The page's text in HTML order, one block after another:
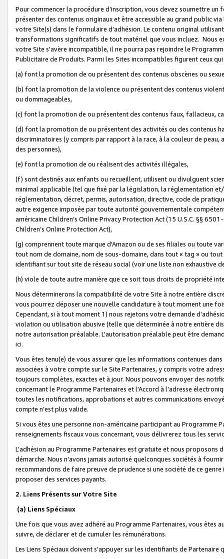
Pour commencer la procédure d’inscription, vous devez soumettre
présenter des contenus originaux et être accessible au grand public
votre Site(s) dans le formulaire d’adhésion. Le contenu original
transformations significatifs de tout matériel que vous incluez. Nous
votre Site s'avère incompatible, il ne pourra pas rejoindre le
Publicitaire de Produits. Parmi les Sites incompatibles figurent ceux
(a) font la promotion de ou présentent des contenus obscènes ou
(b) font la promotion de la violence ou présentent des contenus
ou dommageables,
(c) font la promotion de ou présentent des contenus faux, fallacieux,
(d) font la promotion de ou présentent des activités ou des contenus
discriminatoires (y compris par rapport à la race, à la couleur de
des personnes),
(e) font la promotion de ou réalisent des activités illégales,
(f) sont destinés aux enfants ou recueillent, utilisent ou divulguent
minimal applicable (tel que fixé par la législation, la réglementation
réglementation, décret, permis, autorisation, directive, code de
autre exigence imposée par toute autorité gouvernementale
américaine Children’s Online Privacy Protection Act (15 U.S.C. §§
Children’s Online Protection Act),
(g) comprennent toute marque d'Amazon ou de ses filiales ou toute
tout nom de domaine, nom de sous-domaine, dans tout « tag » ou
identifiant sur tout site de réseau social (voir une liste non exhaustive
(h) viole de toute autre manière que ce soit tous droits de propriété
Nous déterminerons la compatibilité de votre Site à notre entière
vous pourrez déposer une nouvelle candidature à tout moment une
Cependant, si à tout moment 1) nous rejetons votre demande
violation ou utilisation abusive (telle que déterminée à notre entière
notre autorisation préalable. L'autorisation préalable peut être
ici.
Vous êtes tenu(e) de vous assurer que les informations contenues
associées à votre compte sur le Site Partenaires, y compris votre
toujours complètes, exactes et à jour. Nous pouvons envoyer des
concernant le Programme Partenaires et l'Accord à l’adresse
toutes les notifications, approbations et autres communications
compte n’est plus valide.
Si vous êtes une personne non-américaine participant au
renseignements fiscaux vous concernant, vous délivrerez tous les
L'adhésion au Programme Partenaires est gratuite et nous proposons
démarche. Nous n'avons jamais autorisé quelconques sociétés à
recommandons de faire preuve de prudence si une société de ce
proposer des services payants.
2. Liens Présents sur Votre Site
(a) Liens Spéciaux
Une fois que vous avez adhéré au Programme Partenaires, vous êtes
suivre, de déclarer et de cumuler les rémunérations.
Les Liens Spéciaux doivent s'appuyer sur les identifiants de Partenaire